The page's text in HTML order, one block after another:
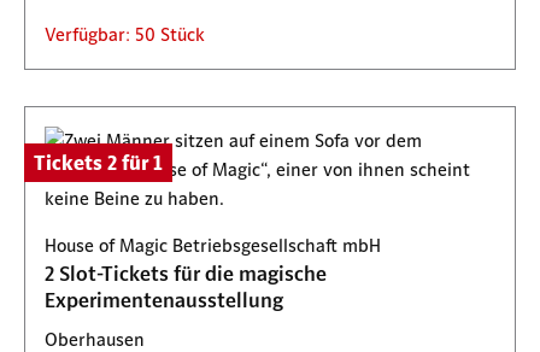
Verfügbar: 50 Stück
Tickets 2 für 1
House of Magic Betriebsgesellschaft mbH
2 Slot-Tickets für die magische
Experimentenausstellung
Oberhausen